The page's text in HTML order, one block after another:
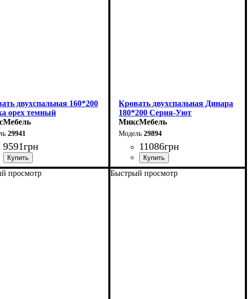
двухспальная 160*200
орех темный
29941
9591грн
Кровать двухспальная Динара
180*200 Серия-Уют
МиксМебель
29894
11086грн
просмотр Быстрый просмотр